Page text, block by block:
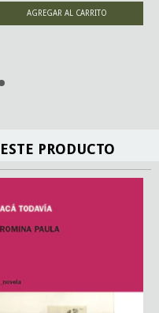
PRODUCTO